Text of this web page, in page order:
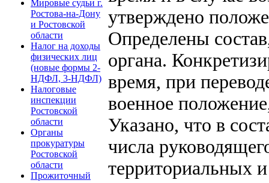
Мировые судьи г.
Ростова-на-Дону
и Ростовской
области
Налог на доходы
физических лиц
(новые формы 2-
НДФЛ, 3-НДФЛ)
Налоговые
инспекции
Ростовской
области
Органы
прокуратуры
Ростовской
области
Прожиточный
утверждено
Определены
органа.
время, при
военное
Указано, что в
числа
территориальных